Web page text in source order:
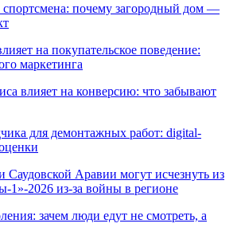
почему загородный дом —
на покупательское поведение:
маркетинга
влияет на конверсию: что забывают
для демонтажных работ: digital-
Саудовской Аравии могут исчезнуть из
1»-2026 из-за войны в регионе
зачем люди едут не смотреть, а